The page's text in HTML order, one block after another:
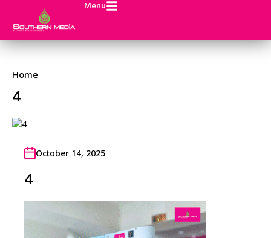
Menu
Home
4
October 14, 2025
4